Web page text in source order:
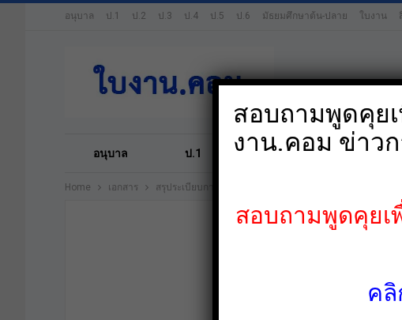
อนุบาล ป.1 ป.2 ป.3 ป.4 ป.5 ป.6 มัธยมศึกษาต้น-ปลาย ใบงาน
อนุบาล ป.1 ป.2 ป.3
Home เอกสาร สรุประเบียบการลาของข้าราชการครู ทั้ง 11 ประเภท
สอบถามพูดคุย
งาน.คอม ข่าว
สอบถามพูดคุยเ
คลิ